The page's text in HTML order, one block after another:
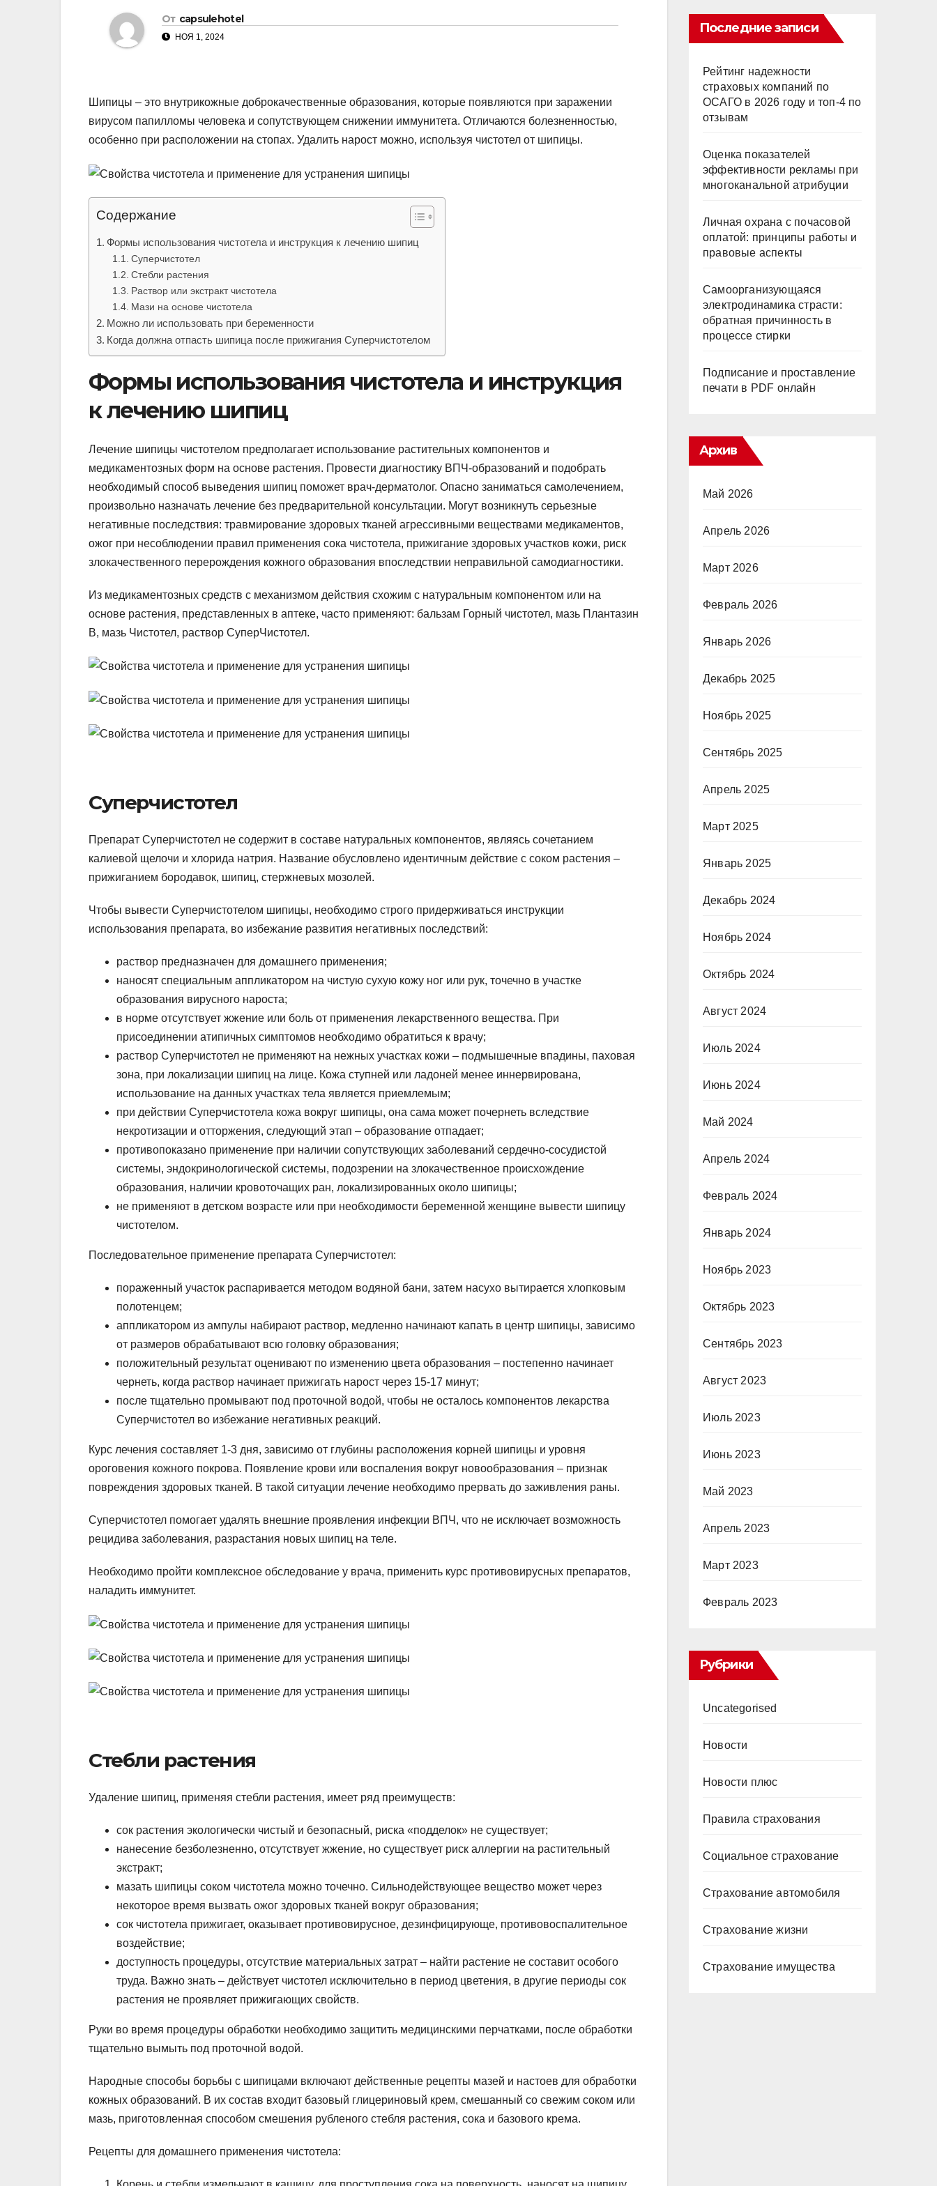
От capsulehotel
НОЯ 1, 2024
Шипицы – это внутрикожные доброкачественные образования, которые появляются при заражении
вирусом папилломы человека и сопутствующем снижении иммунитета. Отличаются болезненностью,
особенно при расположении на стопах. Удалить нарост можно, используя чистотел от шипицы.
Содержание
Формы использования чистотела и инструкция к лечению шипиц
Суперчистотел
Стебли растения
Раствор или экстракт чистотела
Мази на основе чистотела
Можно ли использовать при беременности
Когда должна отпасть шипица после прижигания Суперчистотелом
Формы использования чистотела и инструкция
к лечению шипиц
Лечение шипицы чистотелом предполагает использование растительных компонентов и
медикаментозных форм на основе растения. Провести диагностику ВПЧ-образований и подобрать
необходимый способ выведения шипиц поможет врач-дерматолог. Опасно заниматься самолечением,
произвольно назначать лечение без предварительной консультации. Могут возникнуть серьезные
негативные последствия: травмирование здоровых тканей агрессивными веществами медикаментов,
ожог при несоблюдении правил применения сока чистотела, прижигание здоровых участков кожи, риск
злокачественного перерождения кожного образования впоследствии неправильной самодиагностики.
Из медикаментозных средств с механизмом действия схожим с натуральным компонентом или на
основе растения, представленных в аптеке, часто применяют: бальзам Горный чистотел, мазь Плантазин
В, мазь Чистотел, раствор СуперЧистотел.
Суперчистотел
Препарат Суперчистотел не содержит в составе натуральных компонентов, являясь сочетанием
калиевой щелочи и хлорида натрия. Название обусловлено идентичным действие с соком растения –
прижиганием бородавок, шипиц, стержневых мозолей.
Чтобы вывести Суперчистотелом шипицы, необходимо строго придерживаться инструкции
использования препарата, во избежание развития негативных последствий:
раствор предназначен для домашнего применения;
наносят специальным аппликатором на чистую сухую кожу ног или рук, точечно в участке
образования вирусного нароста;
в норме отсутствует жжение или боль от применения лекарственного вещества. При
присоединении атипичных симптомов необходимо обратиться к врачу;
раствор Суперчистотел не применяют на нежных участках кожи – подмышечные впадины, паховая
зона, при локализации шипиц на лице. Кожа ступней или ладоней менее иннервирована,
использование на данных участках тела является приемлемым;
при действии Суперчистотела кожа вокруг шипицы, она сама может почернеть вследствие
некротизации и отторжения, следующий этап – образование отпадает;
противопоказано применение при наличии сопутствующих заболеваний сердечно-сосудистой
системы, эндокринологической системы, подозрении на злокачественное происхождение
образования, наличии кровоточащих ран, локализированных около шипицы;
не применяют в детском возрасте или при необходимости беременной женщине вывести шипицу
чистотелом.
Последовательное применение препарата Суперчистотел:
пораженный участок распаривается методом водяной бани, затем насухо вытирается хлопковым
полотенцем;
аппликатором из ампулы набирают раствор, медленно начинают капать в центр шипицы, зависимо
от размеров обрабатывают всю головку образования;
положительный результат оценивают по изменению цвета образования – постепенно начинает
чернеть, когда раствор начинает прижигать нарост через 15-17 минут;
после тщательно промывают под проточной водой, чтобы не осталось компонентов лекарства
Суперчистотел во избежание негативных реакций.
Курс лечения составляет 1-3 дня, зависимо от глубины расположения корней шипицы и уровня
ороговения кожного покрова. Появление крови или воспаления вокруг новообразования – признак
повреждения здоровых тканей. В такой ситуации лечение необходимо прервать до заживления раны.
Суперчистотел помогает удалять внешние проявления инфекции ВПЧ, что не исключает возможность
рецидива заболевания, разрастания новых шипиц на теле.
Необходимо пройти комплексное обследование у врача, применить курс противовирусных препаратов,
наладить иммунитет.
Стебли растения
Удаление шипиц, применяя стебли растения, имеет ряд преимуществ:
сок растения экологически чистый и безопасный, риска «подделок» не существует;
нанесение безболезненно, отсутствует жжение, но существует риск аллергии на растительный
экстракт;
мазать шипицы соком чистотела можно точечно. Сильнодействующее вещество может через
некоторое время вызвать ожог здоровых тканей вокруг образования;
сок чистотела прижигает, оказывает противовирусное, дезинфицирующе, противовоспалительное
воздействие;
доступность процедуры, отсутствие материальных затрат – найти растение не составит особого
труда. Важно знать – действует чистотел исключительно в период цветения, в другие периоды сок
растения не проявляет прижигающих свойств.
Руки во время процедуры обработки необходимо защитить медицинскими перчатками, после обработки
тщательно вымыть под проточной водой.
Народные способы борьбы с шипицами включают действенные рецепты мазей и настоев для обработки
кожных образований. В их состав входит базовый глицериновый крем, смешанный со свежим соком или
мазь, приготовленная способом смешения рубленого стебля растения, сока и базового крема.
Рецепты для домашнего применения чистотела:
Последние записи
Рейтинг надежности
страховых компаний по
ОСАГО в 2026 году и топ-4 по
отзывам
Оценка показателей
эффективности рекламы при
многоканальной атрибуции
Личная охрана с почасовой
оплатой: принципы работы и
правовые аспекты
Самоорганизующаяся
электродинамика страсти:
обратная причинность в
процессе стирки
Подписание и проставление
печати в PDF онлайн
Архив
Май 2026
Апрель 2026
Март 2026
Февраль 2026
Январь 2026
Декабрь 2025
Ноябрь 2025
Сентябрь 2025
Апрель 2025
Март 2025
Январь 2025
Декабрь 2024
Ноябрь 2024
Октябрь 2024
Август 2024
Июль 2024
Июнь 2024
Май 2024
Апрель 2024
Февраль 2024
Январь 2024
Ноябрь 2023
Октябрь 2023
Сентябрь 2023
Август 2023
Июль 2023
Июнь 2023
Май 2023
Апрель 2023
Март 2023
Февраль 2023
Рубрики
Uncategorised
Новости
Новости плюс
Правила страхования
Социальное страхование
Страхование автомобиля
Страхование жизни
Страхование имущества